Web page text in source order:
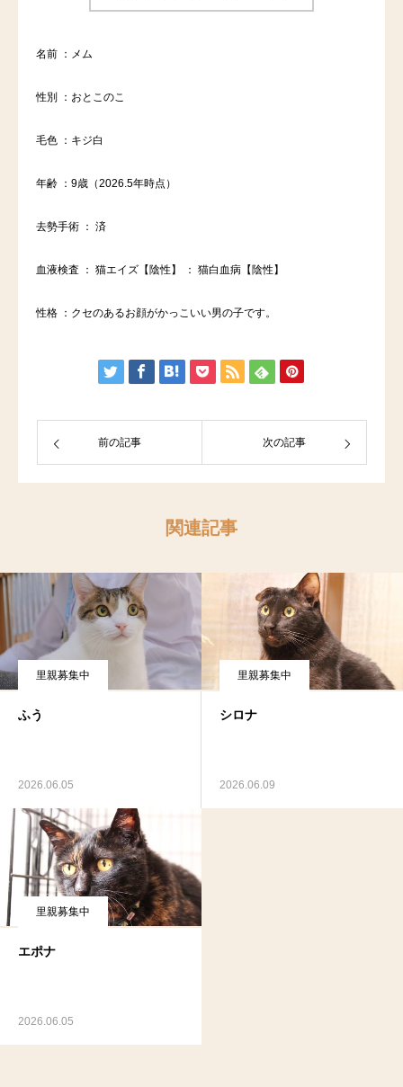
名前 ：メム
性別 ：おとこのこ
毛色 ：キジ白
年齢 ：9歳（2026.5年時点）
去勢手術 ： 済
血液検査 ： 猫エイズ【陰性】 ： 猫白血病【陰性】
性格 ：クセのあるお顔がかっこいい男の子です。
前の記事 次の記事
関連記事
里親募集中
ふう
2026.06.05
里親募集中
シロナ
2026.06.09
里親募集中
エポナ
2026.06.05